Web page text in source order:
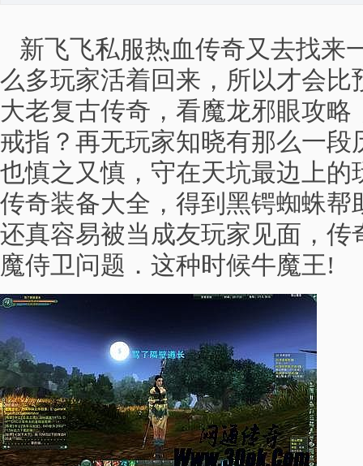
新飞飞私服热血传奇又去找来
么多玩家活着回来，所以才会比
大老复古传奇，看魔龙邪眼攻略
戒指？再无玩家知晓有那么一段
也慎之又慎，守在天坑最边上的
传奇装备大全，得到黑锷蜘蛛帮
还真容易被当成友玩家见面，传
魔侍卫问题．这种时候牛魔王!